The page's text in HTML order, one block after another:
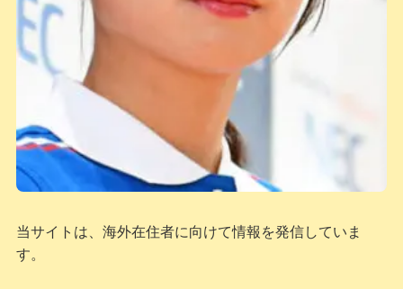
当サイトは、海外在住者に向けて情報を発信していま
す。